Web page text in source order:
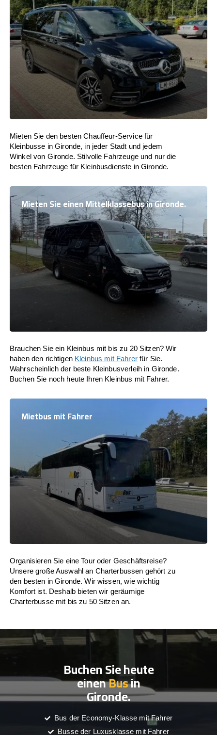
Mieten Sie den besten Chauffeur-Service für
Kleinbusse in Gironde, in jeder Stadt und jedem
Winkel von Gironde. Stilvolle Fahrzeuge und nur die
besten Fahrzeuge für Kleinbusdienste in Gironde.
Mieten Sie einen Mittelklassebus in Gironde.
Brauchen Sie ein Kleinbus mit bis zu 20 Sitzen? Wir
haben den richtigen Kleinbus mit Fahrerfür Sie.
Wahrscheinlich der beste Kleinbusverleih in Gironde.
Buchen Sie noch heute Ihren Kleinbus mit Fahrer.
Mietbus mit Fahrer
Organisieren Sie eine Tour oder Geschäftsreise?
Unsere große Auswahl an Charterbussen gehört zu
den besten in Gironde. Wir wissen, wie wichtig
Komfort ist. Deshalb bieten wir geräumige
Charterbusse mit bis zu 50 Sitzen an.
Buchen Sie heute
einenBusin
Gironde.
Bus der Economy-Klasse mit Fahrer
Busse der Luxusklasse mit Fahrer